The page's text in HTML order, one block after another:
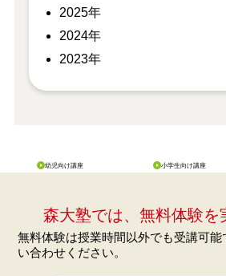
2025年
2024年
2023年
幼児向け講座 小学生向け講座
森大塾では、無料体験を
無料体験は授業時間以外でも受講可能
い合わせください。